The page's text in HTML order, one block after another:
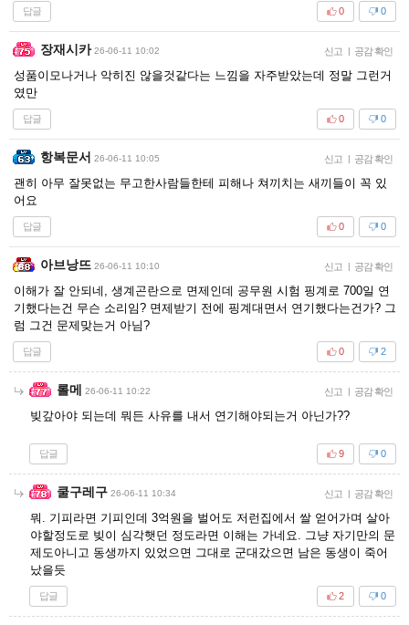
답글 0
0
장재시카 26-06-11 10:02 신고 | 공감 확인
성품이모나거나 악히진 않을것같다는 느낌을 자주받았는데 정말 그런거
였만
답글 0
0
항복문서 26-06-11 10:05 신고 | 공감 확인
괜히 아무 잘못없는 무고한사람들한테 피해나 쳐끼치는 새끼들이 꼭 있
어요
답글 0
0
아브낭뜨 26-06-11 10:10 신고 | 공감 확인
이해가 잘 안되네, 생계곤란으로 면제인데 공무원 시험 핑계로 700일 연
기했다는건 무슨 소리임? 면제받기 전에 핑계대면서 연기했다는건가? 그
럼 그건 문제맞는거 아님?
답글 2
0
롤메 26-06-11 10:22 신고 | 공감 확인
빚갚아야 되는데 뭐든 사유를 내서 연기해야되는거 아닌가??
답글 0
9
쿨구레구 26-06-11 10:34 신고 | 공감 확인
뭐. 기피라면 기피인데 3억원을 벌어도 저런집에서 쌀 얻어가며 살아
야할정도로 빚이 심각햇던 정도라면 이해는 가네요. 그냥 자기만의 문
제도아니고 동생까지 있었으면 그대로 군대갔으면 남은 동생이 죽어
났을듯
답글 0
2